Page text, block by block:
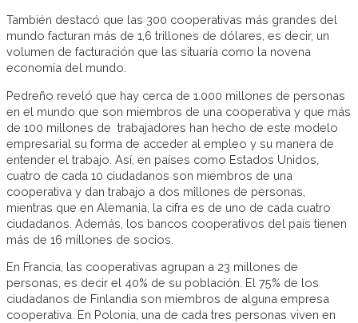
También destacó que las 300 cooperativas más grandes del
mundo facturan más de 1,6 trillones de dólares, es decir, un
volumen de facturación que las situaría como la novena
economía del mundo.
Pedreño reveló que hay cerca de 1.000 millones de personas
en el mundo que son miembros de una cooperativa y que más
de 100 millones de trabajadores han hecho de este modelo
empresarial su forma de acceder al empleo y su manera de
entender el trabajo. Así, en países como Estados Unidos,
cuatro de cada 10 ciudadanos son miembros de una
cooperativa y dan trabajo a dos millones de personas,
mientras que en Alemania, la cifra es de uno de cada cuatro
ciudadanos. Además, los bancos cooperativos del país tienen
más de 16 millones de socios.
En Francia, las cooperativas agrupan a 23 millones de
personas, es decir el 40% de su población. El 75% de los
ciudadanos de Finlandia son miembros de alguna empresa
cooperativa. En Polonia, una de cada tres personas viven en